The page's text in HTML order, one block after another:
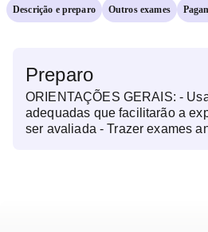
Descrição e preparo Outros exames
Preparo
ORIENTAÇÕES GERAIS: -
adequadas que facilitarão a
ser avaliada - Trazer exames